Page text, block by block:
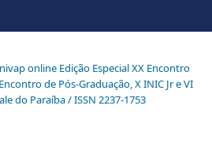
online Edição Especial XX Encontro
de Pós-Graduação, X INIC Jr e VI
do Paraíba / ISSN 2237-1753